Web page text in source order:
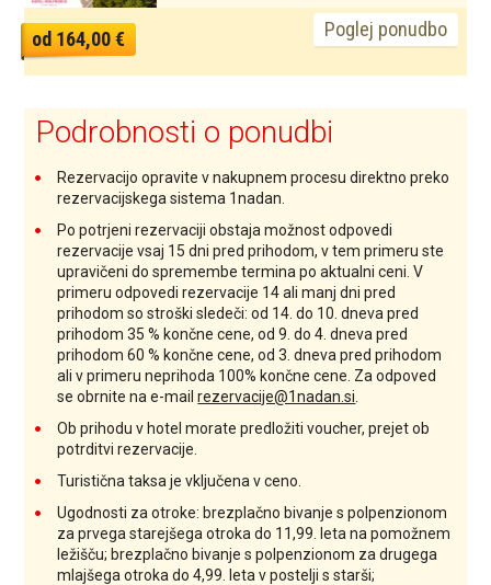
Poglej ponudbo
od 164,00 €
Podrobnosti o ponudbi
Rezervacijo opravite v nakupnem procesu direktno preko
rezervacijskega sistema 1nadan.
Po potrjeni rezervaciji obstaja možnost odpovedi
rezervacije vsaj 15 dni pred prihodom, v tem primeru ste
upravičeni do spremembe termina po aktualni ceni. V
primeru odpovedi rezervacije 14 ali manj dni pred
prihodom so stroški sledeči: od 14. do 10. dneva pred
prihodom 35 % končne cene, od 9. do 4. dneva pred
prihodom 60 % končne cene, od 3. dneva pred prihodom
ali v primeru neprihoda 100% končne cene. Za odpoved
se obrnite na e-mailrezervacije@1nadan.si
Ob prihodu v hotel morate predložiti voucher, prejet ob
potrditvi rezervacije.
Turistična taksa je vključena v ceno.
Ugodnosti za otroke: brezplačno bivanje s polpenzionom
za prvega starejšega otroka do 11,99. leta na pomožnem
ležišču; brezplačno bivanje s polpenzionom za drugega
mlajšega otroka do 4,99. leta v postelji s starši;